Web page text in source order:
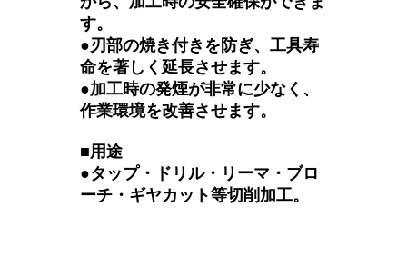
す。
●刃部の焼き付きを防ぎ、工具寿
命を著しく延長させます。
●加工時の発煙が非常に少なく、
作業環境を改善させます。
■用途
●タップ・ドリル・リーマ・ブロ
ーチ・ギヤカット等切削加工。